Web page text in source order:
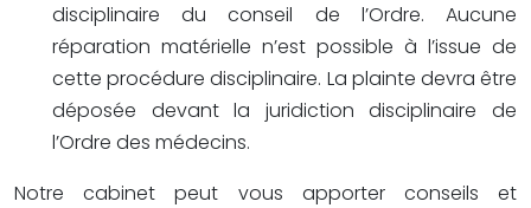
disciplinaire du conseil de l’Ordre. Aucune
réparation matérielle n’est possible à l’issue de
cette procédure disciplinaire. La plainte devra être
déposée devant la juridiction disciplinaire de
l’Ordre des médecins.
Notre cabinet peut vous apporter conseils et